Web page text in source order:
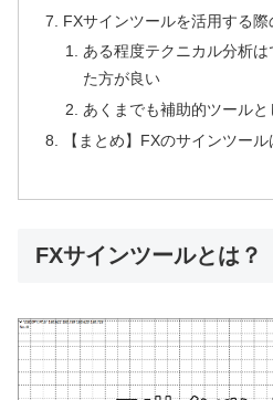
FXサインツールを活用する際
ある程度テクニカル分析
た方が良い
あくまでも補助的ツールと
【まとめ】FXのサインツー
FXサインツールとは？